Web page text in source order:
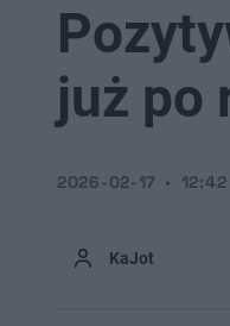
już po
KaJot
2026-02-17 12:42